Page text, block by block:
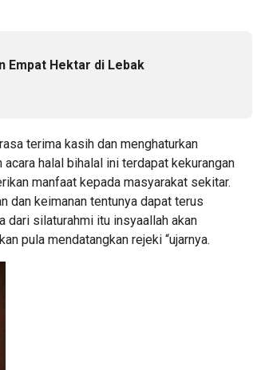
Empat Hektar di Lebak
terima kasih dan menghaturkan
halal bihalal ini terdapat kekurangan
manfaat kepada masyarakat sekitar.
dan keimanan tentunya dapat terus
dari silaturahmi itu insyaallah akan
pula mendatangkan rejeki “ujarnya.